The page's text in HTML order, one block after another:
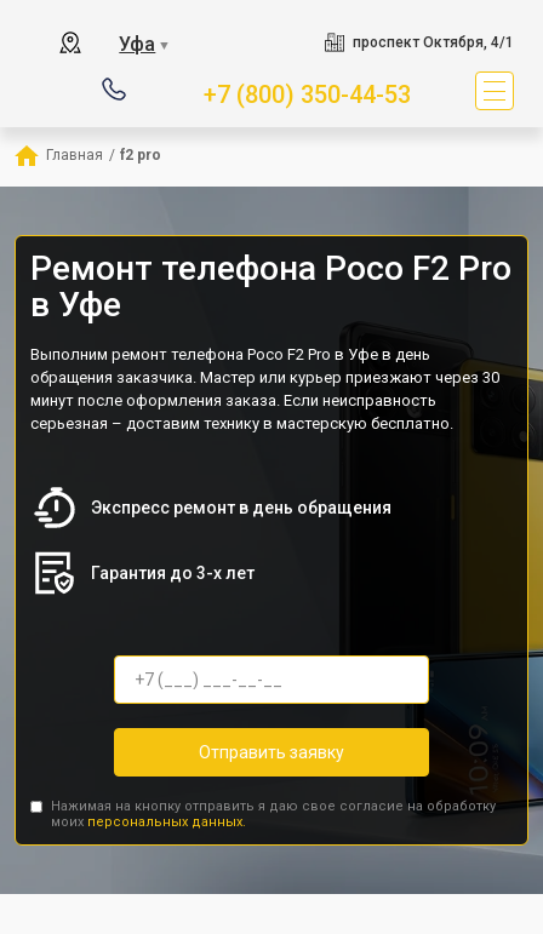
Уфа ▼ проспект Октября, 4/1
+7 (800) 350-44-53
Главная / f2 pro
Ремонт телефона Poco F2 Pro
в Уфе
Выполним ремонт телефона Poco F2 Pro в Уфе в день
обращения заказчика. Мастер или курьер приезжают через 30
минут после оформления заказа. Если неисправность
серьезная – доставим технику в мастерскую бесплатно.
Экспресс ремонт в день обращения
Гарантия до 3-х лет
Отправить заявку
Нажимая на кнопку отправить я даю свое согласие на обработку
моих персональных данных.